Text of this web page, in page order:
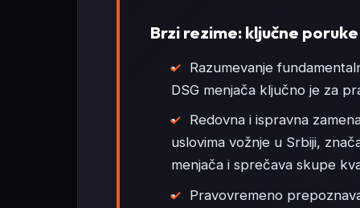
Brzi rezime: ključne poruke
Razumevanje
DSG menjača ključno je za
Redovna i ispravna
uslovima vožnje u Srbiji,
menjača i sprečava skupe
Pravovremeno